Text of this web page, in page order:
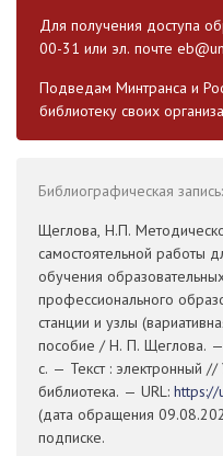
Для получения доступа
00-31 или эл. почте
Подведам Минтранса и
библиотеку своих
Библиографическая запись:
Щеглова, Н.П.
самостоятельной работы
обучения
профессионального
станции и узлы
пособие / Н. П. Щеглова.
с. — Текст : электронный
библиотека. — URL:
(дата обращения
подписке.